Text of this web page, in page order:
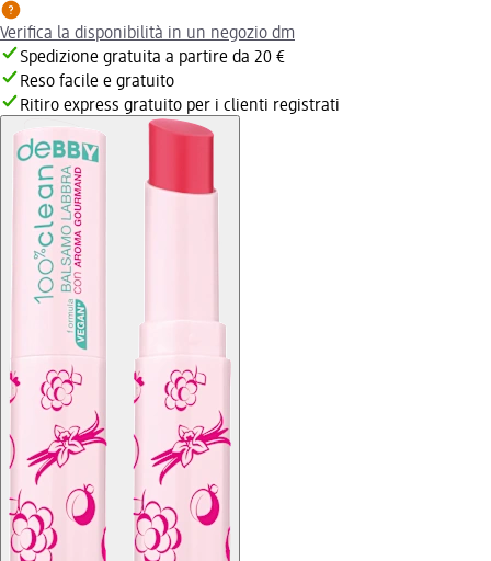
Verifica la disponibilità in un negozio dm
Spedizione gratuita a partire da 20 €
Reso facile e gratuito
Ritiro express gratuito per i clienti registrati